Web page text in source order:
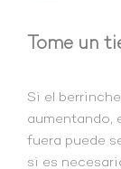
Tome un
Si el
aumentando,
fuera puede
si es